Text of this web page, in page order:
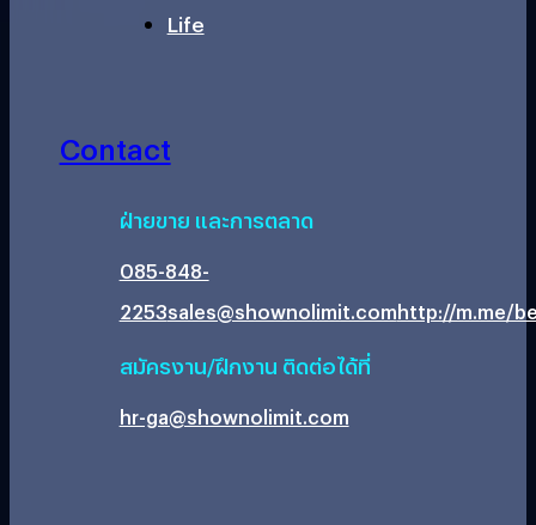
Life
Contact
ฝ่ายขาย และการตลาด
085-848-
2253sales@shownolimit.comhttp://m.me/
สมัครงาน/ฝึกงาน ติดต่อได้ที่
hr-ga@shownolimit.com